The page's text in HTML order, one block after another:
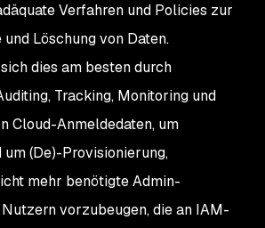
Verfahren und Policies zur
Löschung von Daten.
dies am besten durch
Tracking, Monitoring und
Cloud-Anmeldedaten, um
(De)-Provisionierung,
mehr benötigte Admin-
vorzubeugen, die an IAM-